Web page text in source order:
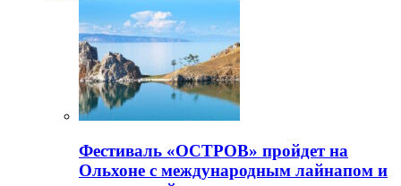
Фестиваль «ОСТРОВ» пройдет на
Ольхоне с международным лайнапом и